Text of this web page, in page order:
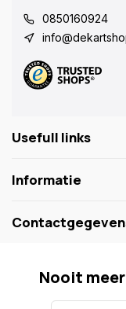
0850160924
Usefull links
Informatie
Nooit